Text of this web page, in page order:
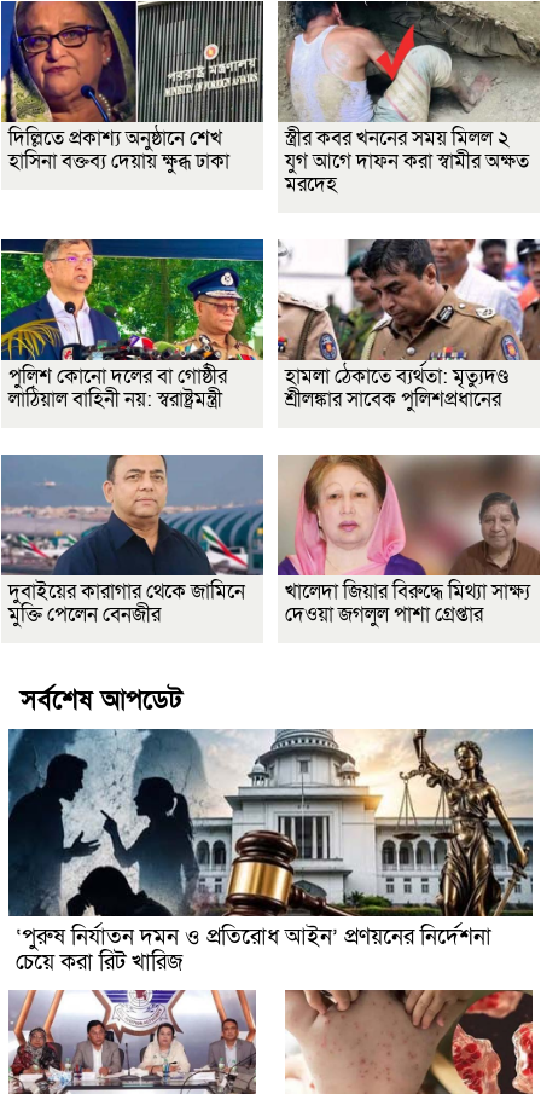
দিল্লিতে প্রকাশ্য অনুষ্ঠানে শেখ
হাসিনা বক্তব্য দেয়ায় ক্ষুব্ধ ঢাকা
স্ত্রীর কবর খননের সময় মিলল ২
যুগ আগে দাফন করা স্বামীর অক্ষত
মরদেহ
পুলিশ কোনো দলের বা গোষ্ঠীর
লাঠিয়াল বাহিনী নয়: স্বরাষ্ট্রমন্ত্রী
হামলা ঠেকাতে ব্যর্থতা: মৃত্যুদণ্ড
শ্রীলঙ্কার সাবেক পুলিশপ্রধানের
দুবাইয়ের কারাগার থেকে জামিনে
মুক্তি পেলেন বেনজীর
খালেদা জিয়ার বিরুদ্ধে মিথ্যা সাক্ষ্য
দেওয়া জগলুল পাশা গ্রেপ্তার
সর্বশেষ আপডেট
‘পুরুষ নির্যাতন দমন ও প্রতিরোধ আইন’ প্রণয়নের নির্দেশনা
চেয়ে করা রিট খারিজ